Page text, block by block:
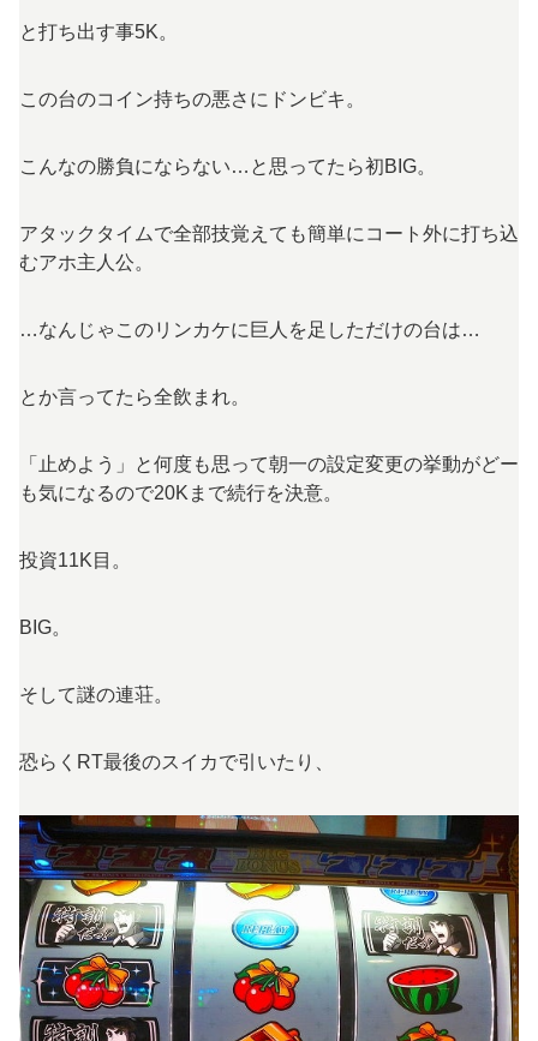
と打ち出す事5K。
この台のコイン持ちの悪さにドンビキ。
こんなの勝負にならない…と思ってたら初BIG。
アタックタイムで全部技覚えても簡単にコート外に打ち込
むアホ主人公。
…なんじゃこのリンカケに巨人を足しただけの台は…
とか言ってたら全飲まれ。
「止めよう」と何度も思って朝一の設定変更の挙動がどー
も気になるので20Kまで続行を決意。
投資11K目。
BIG。
そして謎の連荘。
恐らくRT最後のスイカで引いたり、